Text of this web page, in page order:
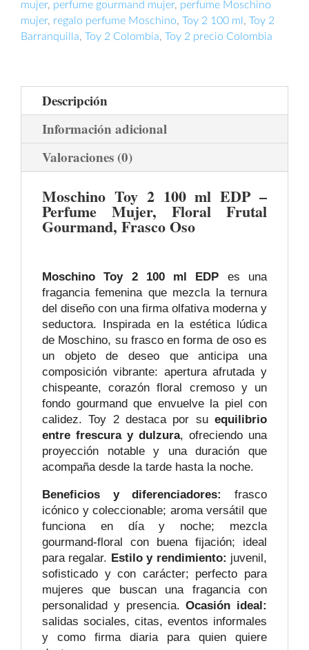
mujer, perfume gourmand mujer, perfume Moschino
mujer, regalo perfume Moschino, Toy 2 100 ml , Toy 2
Barranquilla, Toy 2 Colombia, Toy 2 precio Colombia
Descripción
Información adicional
Valoraciones (0)
Moschino Toy 2 100 ml EDP –
Perfume Mujer, Floral Frutal
Gourmand, Frasco Oso
Moschino Toy 2 100 ml EDP es una
fragancia femenina que mezcla la ternura
del diseño con una firma olfativa moderna y
seductora. Inspirada en la estética lúdica
de Moschino, su frasco en forma de oso es
un objeto de deseo que anticipa una
composición vibrante: apertura afrutada y
chispeante, corazón floral cremoso y un
fondo gourmand que envuelve la piel con
calidez. Toy 2 destaca por su equilibrio
entre frescura y dulzura, ofreciendo una
proyección notable y una duración que
acompaña desde la tarde hasta la noche.
Beneficios y diferenciadores:
frasco
icónico y coleccionable; aroma versátil que
funciona en día y noche; mezcla
gourmand‑floral con buena fijación; ideal
para regalar. Estilo y rendimiento: juvenil,
sofisticado y con carácter; perfecto para
mujeres que buscan una fragancia con
personalidad y presencia.Ocasión ideal:
salidas sociales, citas, eventos informales
y como firma diaria para quien quiere